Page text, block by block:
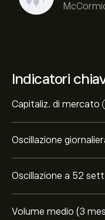
Indicatori
Capitaliz. di mercato
Oscillazione
Oscillazione a 52
Volume medio (3